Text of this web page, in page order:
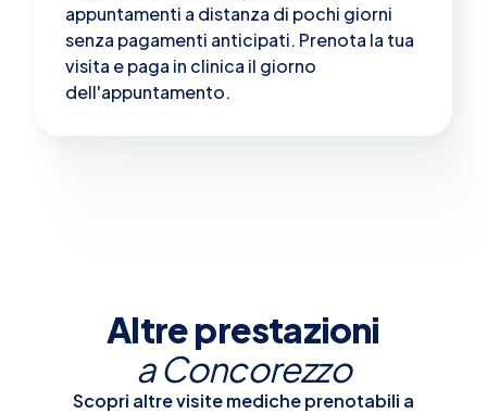
appuntamenti a distanza di pochi giorni
senza pagamenti anticipati. Prenota la tua
visita e paga in clinica il giorno
dell'appuntamento.
Altre prestazioni
aConcorezzo
Scopri altre visite mediche prenotabili a